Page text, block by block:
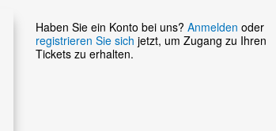
Haben Sie ein Konto bei uns? Anmelden oder
registrieren Sie sich jetzt, um Zugang zu Ihren
Tickets zu erhalten.